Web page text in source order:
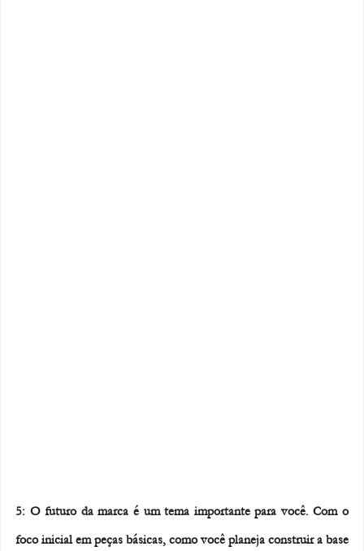
5: O futuro da marca é um tema importante para você. Com o
foco inicial em peças básicas, como você planeja construir a base